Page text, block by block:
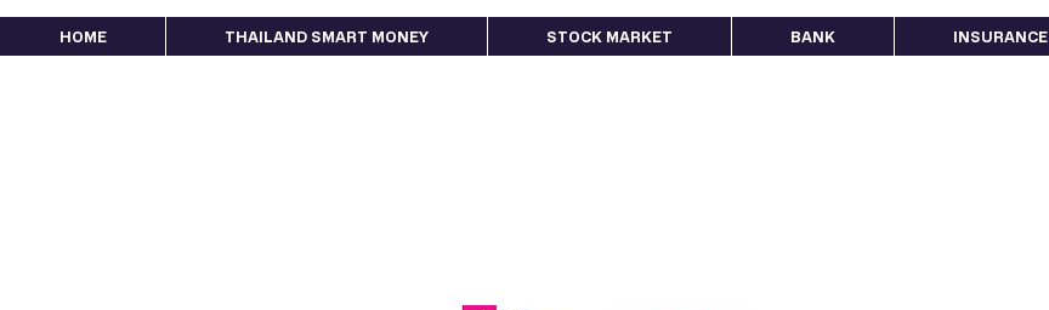
HOME THAILAND SMART MONEY STOCK MARKET BANK INSURANCE